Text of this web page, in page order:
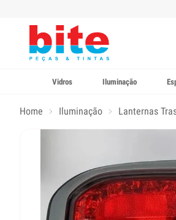
Vidros Iluminação
Home Iluminação Lanternas